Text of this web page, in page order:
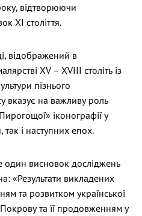
відтворюючи
ХІ століття.
відображений в
XV – XVIII століть із
пізнього
вказує на важливу роль
іконографії у
так і наступних епох.
висновок досліджень
«Результати викладених
та розвитком української
Покрову та її продовженням у